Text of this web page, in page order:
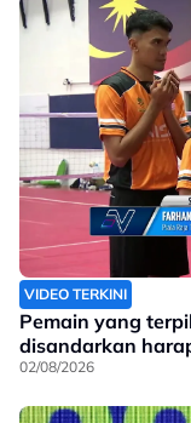
VIDEO TERKINI
Pemain yang
disandarkan
02/08/2026